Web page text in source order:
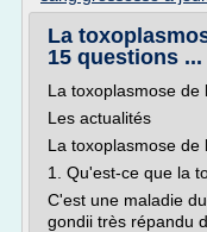
La
15 questions ...
La toxoplasmose
Les actualités
La toxoplasmose
1. Qu'est-ce que la
C'est une maladie
gondii très répandu